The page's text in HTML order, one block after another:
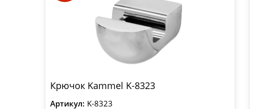
Крючок Kammel K-8323
Артикул: K-8323